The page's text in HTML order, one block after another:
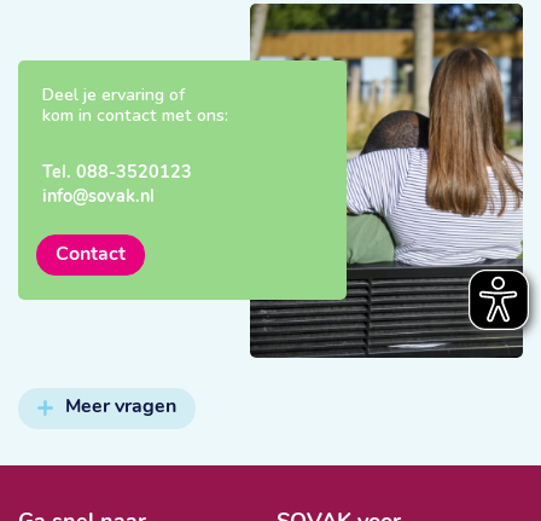
Deel je ervaring of
kom in contact met ons:
Tel. 088-3520123
info@sovak.nl
Contact
Meer vragen